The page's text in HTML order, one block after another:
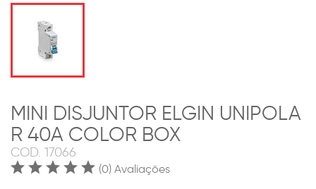
MINI DISJUNTOR ELGIN UNIPOLA
R 40A COLOR BOX
COD. 17066
(0) Avaliações